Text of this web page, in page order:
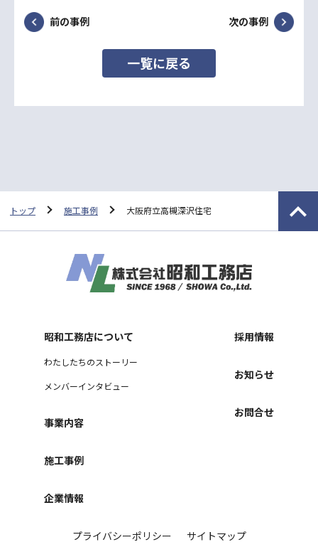
前の事例 次の事例
一覧に戻る
トップ 施工事例 大阪府立高槻深沢住宅
昭和工務店について
わたしたちのストーリー
メンバーインタビュー
事業内容
施工事例
企業情報
採用情報
お知らせ
お問合せ
プライバシーポリシー サイトマップ